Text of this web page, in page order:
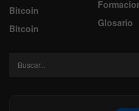
Bitcoin
Bitcoin
Glosario